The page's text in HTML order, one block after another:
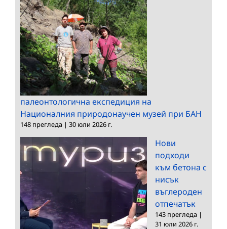
палеонтологична експедиция на
Националния природонаучен музей при БАН
148 прегледа | 30 юли 2026 г.
Нови
подходи
към бетона с
нисък
въглероден
отпечатък
143 прегледа |
31 юли 2026 г.